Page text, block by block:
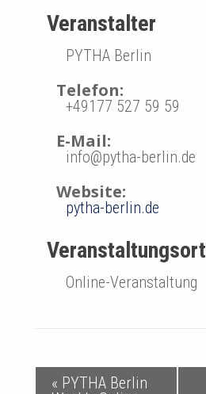
Veranstalter
PYTHA Berlin
Telefon:
+49177 527 59 59
E-Mail:
info@pytha-berlin.de
Website:
pytha-berlin.de
Veranstaltungsort
Online-Veranstaltung
« PYTHA Berlin